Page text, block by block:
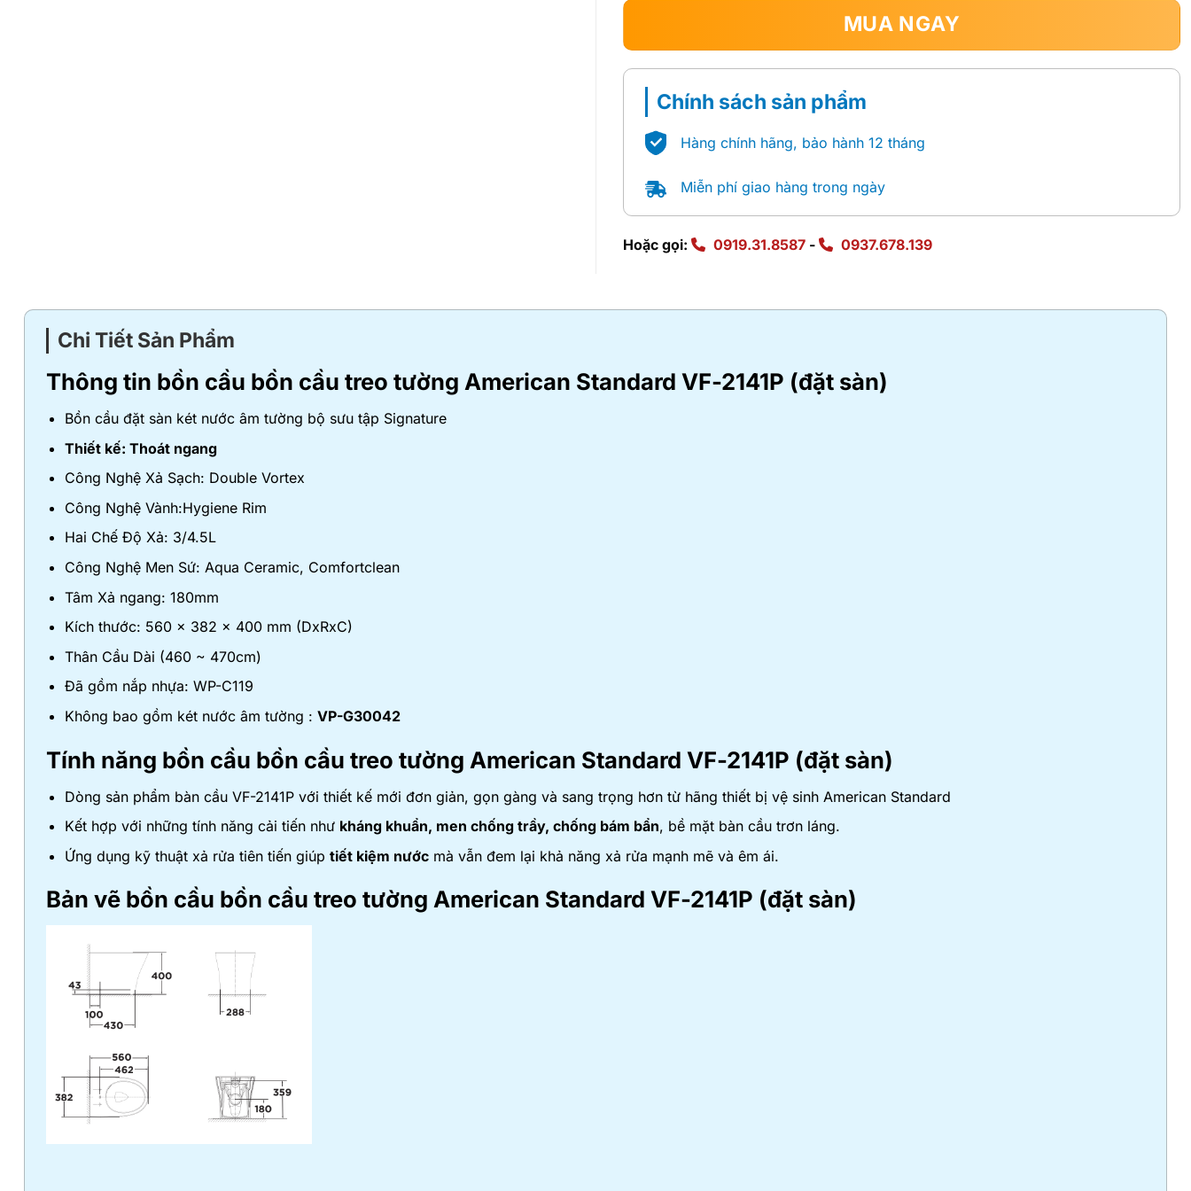
MUA NGAY
Chính sách sản phẩm
Hàng chính hãng, bảo hành 12 tháng
Miễn phí giao hàng trong ngày
Hoặc gọi: 0919.31.8587 - 0937.678.139
Chi Tiết Sản Phẩm
Thông tin bồn cầu bồn cầu treo tường American Standard VF-2141P (đặt sàn)
Bồn cầu đặt sàn két nước âm tường bộ sưu tập Signature
Thiết kế: Thoát ngang
Công Nghệ Xả Sạch: Double Vortex
Công Nghệ Vành:Hygiene Rim
Hai Chế Độ Xả: 3/4.5L
Công Nghệ Men Sứ: Aqua Ceramic, Comfortclean
Tâm Xả ngang: 180mm
Kích thước: 560 x 382 x 400 mm (DxRxC)
Thân Cầu Dài (460 ~ 470cm)
Đã gồm nắp nhựa: WP-C119
Không bao gồm két nước âm tường : VP-G30042
Tính năng bồn cầu bồn cầu treo tường American Standard VF-2141P (đặt sàn)
Dòng sản phẩm bàn cầu VF-2141P với thiết kế mới đơn giản, gọn gàng và sang trọng hơn từ hãng thiết bị vệ sinh American Standard
Kết hợp với những tính năng cải tiến như kháng khuẩn, men chống trầy, chống bám bẩn, bề mặt bàn cầu trơn láng.
Ứng dụng kỹ thuật xả rửa tiên tiến giúp tiết kiệm nướcmà vẫn đem lại khả năng xả rửa mạnh mẽ và êm ái.
Bản vẽ bồn cầu bồn cầu treo tường American Standard VF-2141P (đặt sàn)